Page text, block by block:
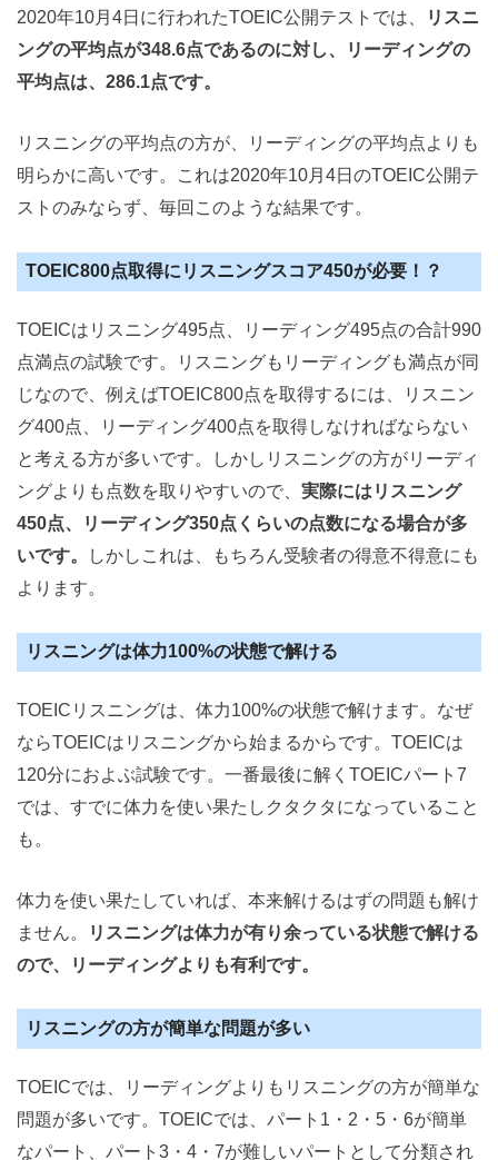
2020年10月4日に行われたTOEIC公開テストでは、
リスニ
ングの平均点が348.6点であるのに対し、リーディングの
平均点は、286.1点です。
リスニングの平均点の方が、リーディングの平均点よりも
明らかに高いです。これは2020年10月4日のTOEIC公開テ
ストのみならず、毎回このような結果です。
TOEIC800点取得にリスニングスコア450が必要！？
TOEICはリスニング495点、リーディング495点の合計990
点満点の試験です。リスニングもリーディングも満点が同
じなので、例えばTOEIC800点を取得するには、リスニン
グ400点、リーディング400点を取得しなければならない
と考える方が多いです。しかしリスニングの方がリーディ
ングよりも点数を取りやすいので、 実際にはリスニング
450点、リーディング350点くらいの点数になる場合が多
いです。
しかしこれは、もちろん受験者の得意不得意にも
よります。
リスニングは体力100%の状態で解ける
TOEICリスニングは、体力100%の状態で解けます。なぜ
ならTOEICはリスニングから始まるからです。TOEICは
120分におよぶ試験です。一番最後に解くTOEICパート7
では、すでに体力を使い果たしクタクタになっていること
も。
体力を使い果たしていれば、本来解けるはずの問題も解け
ません。
リスニングは体力が有り余っている状態で解ける
ので、リーディングよりも有利です。
リスニングの方が簡単な問題が多い
TOEICでは、リーディングよりもリスニングの方が簡単な
問題が多いです。TOEICでは、パート1・2・5・6が簡単
なパート、パート3・4・7が難しいパートとして分類され